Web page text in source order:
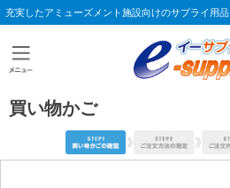
充実したアミューズメント施設向けのサプライ用品
買い物かご